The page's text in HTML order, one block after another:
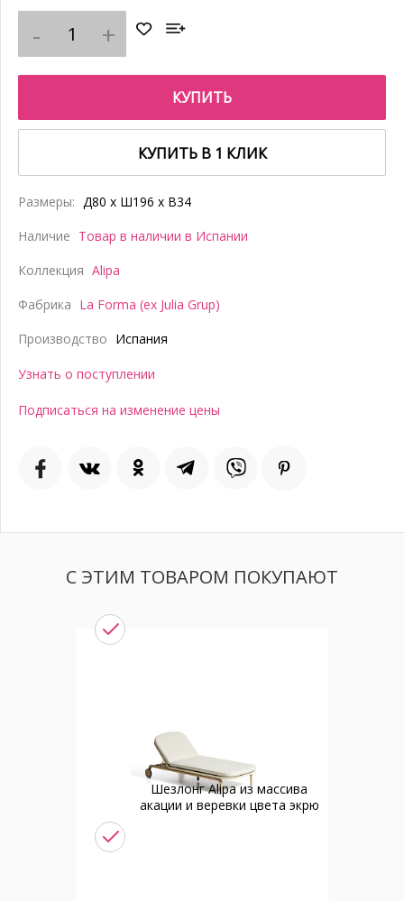
КУПИТЬ
КУПИТЬ В 1 КЛИК
Размеры: Д80 x Ш196 x В34
Наличие Товар в наличии в Испании
Коллекция Alipa
Фабрика La Forma (ex Julia Grup)
Производство Испания
Узнать о поступлении
Подписаться на изменение цены
С ЭТИМ ТОВАРОМ ПОКУПАЮТ
Шезлонг Alipa из массива
акации и веревки цвета экрю